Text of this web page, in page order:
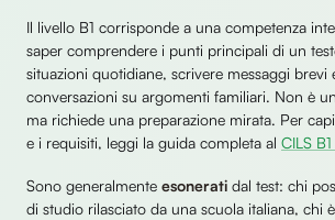
Il livello B1 corrisponde a una competenza
saper comprendere i punti principali di un
situazioni quotidiane, scrivere messaggi brevi
conversazioni su argomenti familiari. Non è
ma richiede una preparazione mirata. Per
e i requisiti, leggi la guida completa al CILS
Sono generalmente esonerati dal test: chi
di studio rilasciato da una scuola italiana, chi